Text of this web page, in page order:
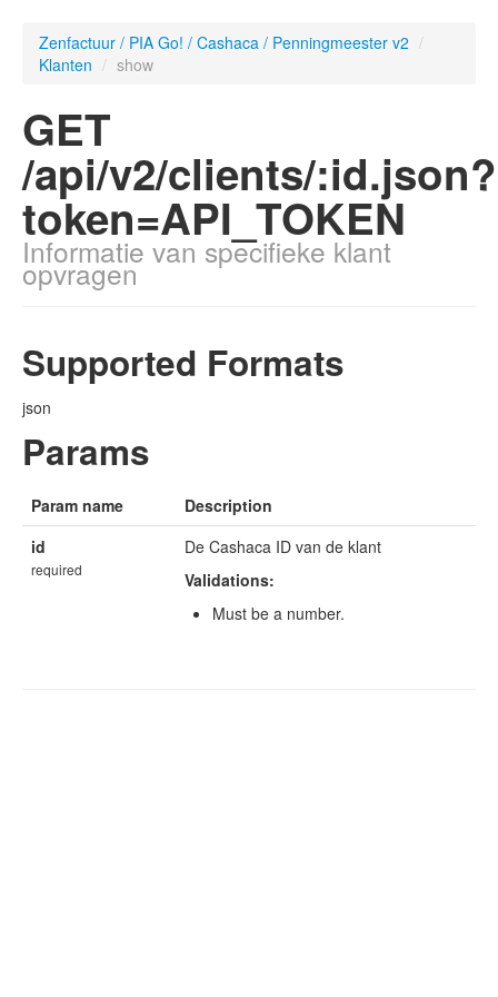
Zenfactuur / PIA Go! / Cashaca / Penningmeester v2 /
Klanten / show
GET
/api/v2/clients/:id.json?
token=API_TOKEN
Informatie van specifieke klant
opvragen
Supported Formats
json
Params
Param name
Description
id
required
De Cashaca ID van de klant
Validations:
Must be a number.